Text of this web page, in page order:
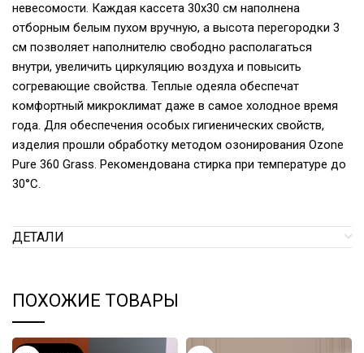
невесомости. Каждая кассета 30х30 см наполнена
отборным белым пухом вручную, а высота перегородки 3
см позволяет наполнителю свободно располагаться
внутри, увеличить циркуляцию воздуха и повысить
согревающие свойства. Теплые одеяла обеспечат
комфортный микроклимат даже в самое холодное время
года. Для обеспечения особых гигиенических свойств,
изделия прошли обработку методом озонирования Ozone
Pure 360 Grass. Рекомендована стирка при температуре до
30°С.
ДЕТАЛИ
ПОХОЖИЕ ТОВАРЫ